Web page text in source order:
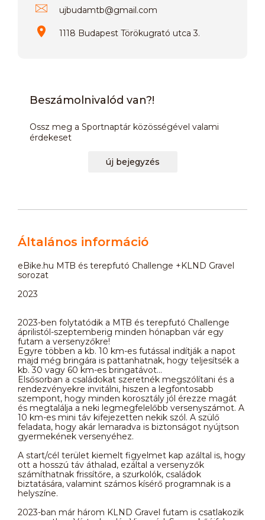
ujbudamtb@gmail.com
1118 Budapest Törökugrató utca 3.
Beszámolnivalód van?!
Ossz meg a Sportnaptár közösségével valami
érdekeset
új bejegyzés
Általános információ
eBike.hu MTB és terepfutó Challenge +KLND Gravel
sorozat
2023
2023-ben folytatódik a MTB és terepfutó Challenge
áprilistól-szeptemberig minden hónapban vár egy
futam a versenyzőkre!
Egyre többen a kb. 10 km-es futással indítják a napot
majd még bringára is pattanhatnak, hogy teljesítsék a
kb. 30 vagy 60 km-es bringatávot...
Elsősorban a családokat szeretnék megszólítani és a
rendezvényekre invitálni, hiszen a legfontosabb
szempont, hogy minden korosztály jól érezze magát
és megtalálja a neki legmegfelelőbb versenyszámot. A
10 km-es mini táv kifejezetten nekik szól. A szülő
feladata, hogy akár lemaradva is biztonságot nyújtson
gyermekének versenyéhez.
A start/cél terület kiemelt figyelmet kap azáltal is, hogy
ott a hosszú táv áthalad, ezáltal a versenyzők
számíthatnak frissítőre, a szurkolók, családok
biztatására, valamint számos kísérő programnak is a
helyszíne.
2023-ban már három KLND Gravel futam is csatlakozik